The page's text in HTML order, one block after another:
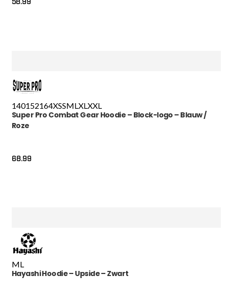
140152164XSSML XL XXL
Super Pro Combat Gear Hoodie – Block-logo – Blauw /
Roze
68.99
ML
Hayashi Hoodie – Upside – Zwart